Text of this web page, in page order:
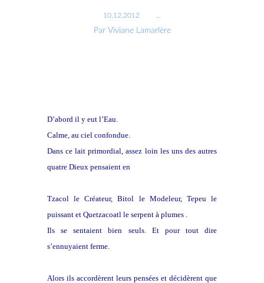
10.12.2012
Par Viviane Lamarlère
D’abord il y eut l’Eau.
Calme, au ciel confondue.
Dans ce lait primordial, assez loin les uns des autres
quatre Dieux pensaient en
Tzacol le Créateur, Bitol le Modeleur, Tepeu le
puissant et Quetzacoatl le serpent à plumes .
Ils se sentaient bien seuls. Et pour tout dire
s’ennuyaient ferme.
Alors ils accordèrent leurs pensées et décidèrent que